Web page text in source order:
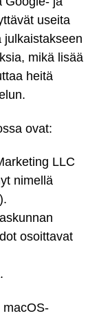
useita
julkaistakseen
mikä lisää
heitä
ovat:
LLC
nimellä
osoittavat
macOS-